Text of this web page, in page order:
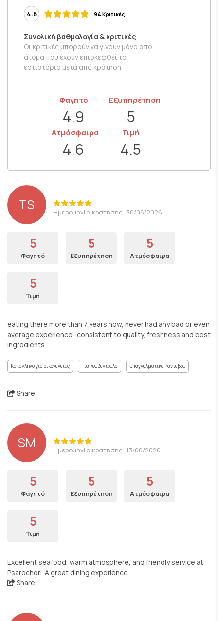
4.8 94 Κριτικές
Συνολική βαθμολογία & κριτικές
Οι κριτικές μπορούν να γίνουν μόνο από
άτομα που έχουν επισκεφθεί το
εστιατόριο μετά από κράτηση
Φαγητό
4.9
Εξυπηρέτηση
5
Ατμόσφαιρα
4.6
Τιμή
4.5
TS Ημερομηνία κράτησης: 30/06/2026
5
Φαγητό
5
Εξυπηρέτηση
5
Ατμόσφαιρα
5
Τιμή
eating there more than 7 years now, never had any bad or even
average experience...consistent to quality, freshness and best
ingredients
Κατάλληλο για οικογένειες Για κουβεντούλα Επαγγελματικό Ραντεβού
Share
SM Ημερομηνία κράτησης: 13/06/2026
5
Φαγητό
5
Εξυπηρέτηση
5
Ατμόσφαιρα
5
Τιμή
Excellent seafood, warm atmosphere, and friendly service at
Psarochori. A great dining experience.
Share